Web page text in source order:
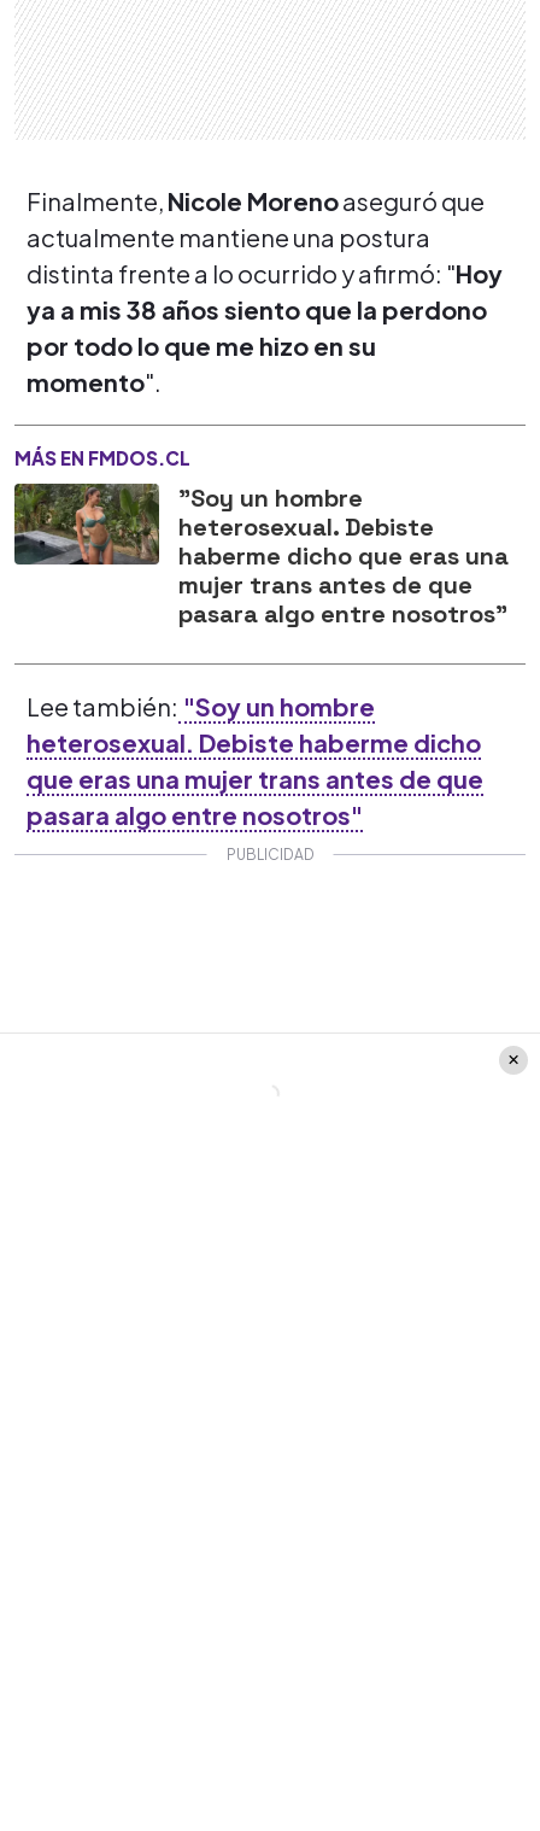
Finalmente, Nicole Morenoaseguró que
actualmente mantiene una postura
distinta frente a lo ocurrido y afirmó: "Hoy
ya a mis 38 años siento que la perdono
por todo lo que me hizo en su
momento".
MÁS EN FMDOS.CL
"Soy un hombre
heterosexual. Debiste
haberme dicho que eras una
mujer trans antes de que
pasara algo entre nosotros"
Lee también: "Soy un hombre
heterosexual. Debiste haberme dicho
que eras una mujer trans antes de que
pasara algo entre nosotros"